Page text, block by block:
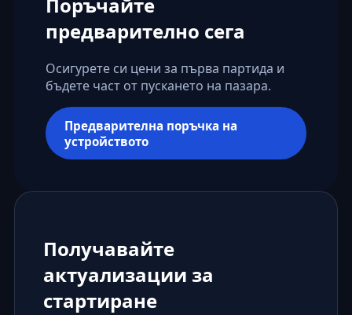
Поръчайте
предварително сега
Осигурете си цени за първа партида и
бъдете част от пускането на пазара.
Предварителна поръчка на
устройството
Получавайте
актуализации за
стартиране